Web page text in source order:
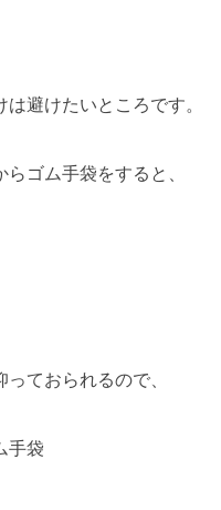
避けたいところです。
ゴム手袋をすると、
ておられるので、
手袋